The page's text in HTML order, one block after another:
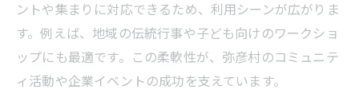
ントや集まりに対応できるため、利用シーンが広がりま
す。例えば、地域の伝統行事や子ども向けのワークショ
ップにも最適です。この柔軟性が、弥彦村のコミュニテ
ィ活動や企業イベントの成功を支えています。